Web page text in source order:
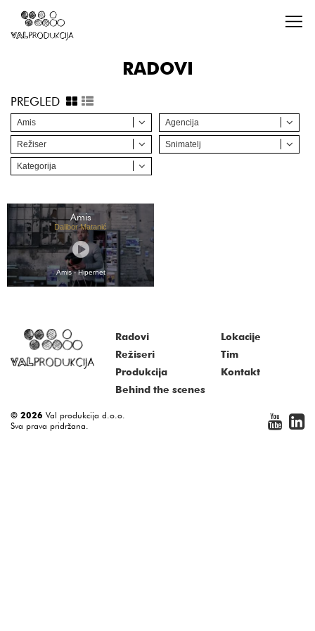
RADOVI
PREGLED
Amis Agencija
Režiser Snimatelj
Kategorija
Amis
Dalibor Matanić
Amis - Hipernet
Radovi
Režiseri
Produkcija
Lokacije
Tim
Kontakt
Behind the scenes
© 2026 Val produkcija d.o.o.
Sva prava pridržana.